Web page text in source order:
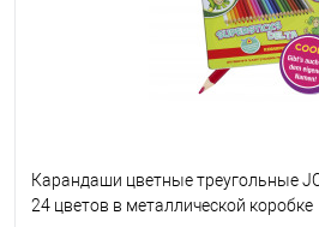
Карандаши цветные треугольные
24 цветов в металлической коробке